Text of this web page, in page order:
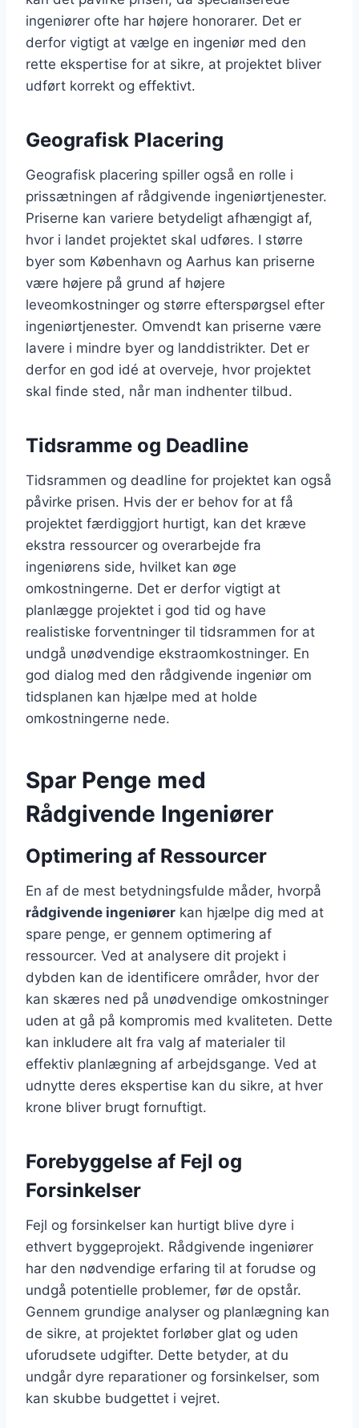
ingeniører ofte har højere honorarer. Det er
derfor vigtigt at vælge en ingeniør med den
rette ekspertise for at sikre, at projektet bliver
udført korrekt og effektivt.
Geografisk Placering
Geografisk placering spiller også en rolle i
prissætningen af rådgivende ingeniørtjenester.
Priserne kan variere betydeligt afhængigt af,
hvor i landet projektet skal udføres. I større
byer som København og Aarhus kan priserne
være højere på grund af højere
leveomkostninger og større efterspørgsel efter
ingeniørtjenester. Omvendt kan priserne være
lavere i mindre byer og landdistrikter. Det er
derfor en god idé at overveje, hvor projektet
skal finde sted, når man indhenter tilbud.
Tidsramme og Deadline
Tidsrammen og deadline for projektet kan også
påvirke prisen. Hvis der er behov for at få
projektet færdiggjort hurtigt, kan det kræve
ekstra ressourcer og overarbejde fra
ingeniørens side, hvilket kan øge
omkostningerne. Det er derfor vigtigt at
planlægge projektet i god tid og have
realistiske forventninger til tidsrammen for at
undgå unødvendige ekstraomkostninger. En
god dialog med den rådgivende ingeniør om
tidsplanen kan hjælpe med at holde
omkostningerne nede.
Spar Penge med
Rådgivende Ingeniører
Optimering af Ressourcer
En af de mest betydningsfulde måder, hvorpå
rådgivende ingeniører kan hjælpe dig med at
spare penge, er gennem optimering af
ressourcer. Ved at analysere dit projekt i
dybden kan de identificere områder, hvor der
kan skæres ned på unødvendige omkostninger
uden at gå på kompromis med kvaliteten. Dette
kan inkludere alt fra valg af materialer til
effektiv planlægning af arbejdsgange. Ved at
udnytte deres ekspertise kan du sikre, at hver
krone bliver brugt fornuftigt.
Forebyggelse af Fejl og
Forsinkelser
Fejl og forsinkelser kan hurtigt blive dyre i
ethvert byggeprojekt. Rådgivende ingeniører
har den nødvendige erfaring til at forudse og
undgå potentielle problemer, før de opstår.
Gennem grundige analyser og planlægning kan
de sikre, at projektet forløber glat og uden
uforudsete udgifter. Dette betyder, at du
undgår dyre reparationer og forsinkelser, som
kan skubbe budgettet i vejret.